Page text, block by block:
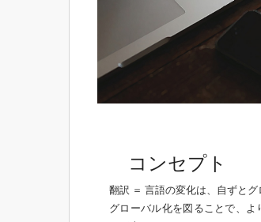
コンセプト
翻訳 ＝ 言語の変化は、自ずとグ
グローバル化を図ることで、